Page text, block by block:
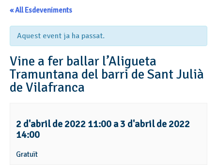
« All Esdeveniments
Aquest event ja ha passat.
Vine a fer ballar l’Aligueta
Tramuntana del barri de Sant Julià
de Vilafranca
2 d'abril de 2022 11:00 a3 d'abril de 2022
14:00
Gratuït